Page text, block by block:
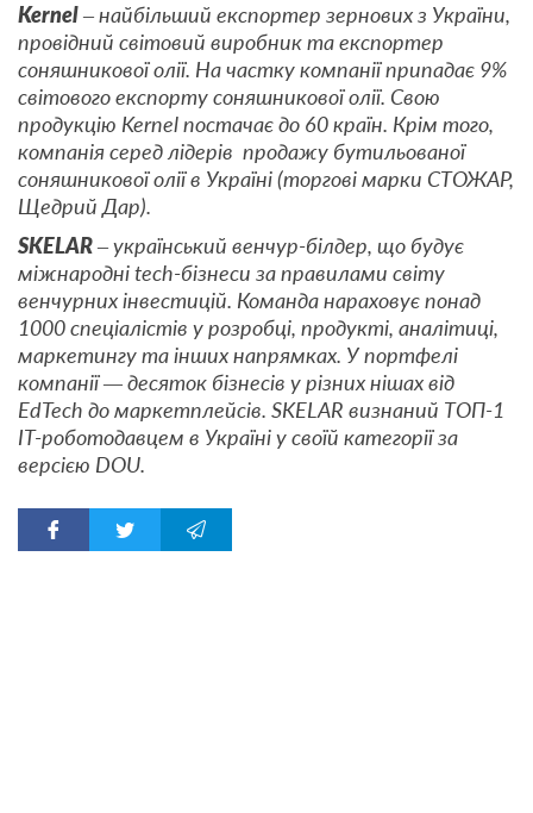
Kernel– найбільший експортер зернових з України,
провідний світовий виробник та експортер
соняшникової олії. На частку компанії припадає 9%
світового експорту соняшникової олії. Свою
продукцію Kernel постачає до 60 країн. Крім того,
компанія серед лідерів продажу бутильованої
соняшникової олії в Україні (торгові марки СТОЖАР,
Щедрий Дар).
SKELAR– український венчур-білдер, що будує
міжнародні tech-бізнеси за правилами світу
венчурних інвестицій. Команда нараховує понад
1000 спеціалістів у розробці, продукті, аналітиці,
маркетингу та інших напрямках. У портфелі
компанії — десяток бізнесів у різних нішах від
EdTech до маркетплейсів. SKELAR визнаний ТОП-1
IT-роботодавцем в Україні у своїй категорії за
версією DOU.